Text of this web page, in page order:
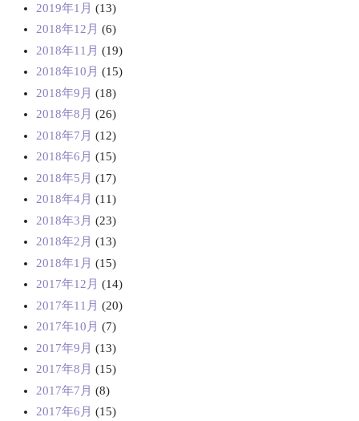
2019年1月 (13)
2018年12月 (6)
2018年11月 (19)
2018年10月 (15)
2018年9月 (18)
2018年8月 (26)
2018年7月 (12)
2018年6月 (15)
2018年5月 (17)
2018年4月 (11)
2018年3月 (23)
2018年2月 (13)
2018年1月 (15)
2017年12月 (14)
2017年11月 (20)
2017年10月 (7)
2017年9月 (13)
2017年8月 (15)
2017年7月 (8)
2017年6月 (15)